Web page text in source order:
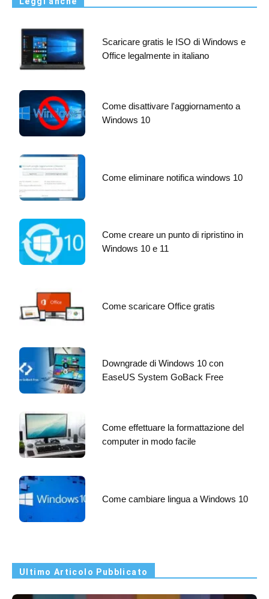
Scaricare gratis le ISO di Windows e
Office legalmente in italiano
Come disattivare l'aggiornamento a
Windows 10
Come eliminare notifica windows 10
Come creare un punto di ripristino in
Windows 10 e 11
Come scaricare Office gratis
Downgrade di Windows 10 con
EaseUS System GoBack Free
Come effettuare la formattazione del
computer in modo facile
Come cambiare lingua a Windows 10
Ultimo Articolo Pubblicato